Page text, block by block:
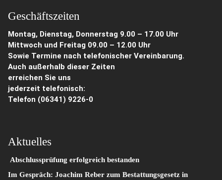
Geschäftszeiten
Montag, Dienstag, Donnerstag 9.00 – 17.00 Uhr
Mittwoch und Freitag 09.00 – 12.00 Uhr
Sowie Termine nach telefonischer Vereinbarung.
Auch außerhalb dieser Zeiten
erreichen Sie uns
jederzeit telefonisch:
Telefon (06341) 9226-0
Aktuelles
Abschlussprüfung erfolgreich bestanden
Im Gespräch: Joachim Reber zum Bestattungsgesetz in